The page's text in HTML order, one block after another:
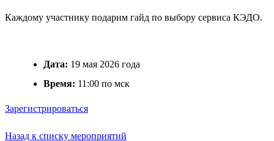
Каждому участнику подарим гайд по выбору сервиса КЭДО.
Дата: 19 мая 2026 года
Время: 11:00 по мск
Зарегистрироваться
Назад к списку мероприятий